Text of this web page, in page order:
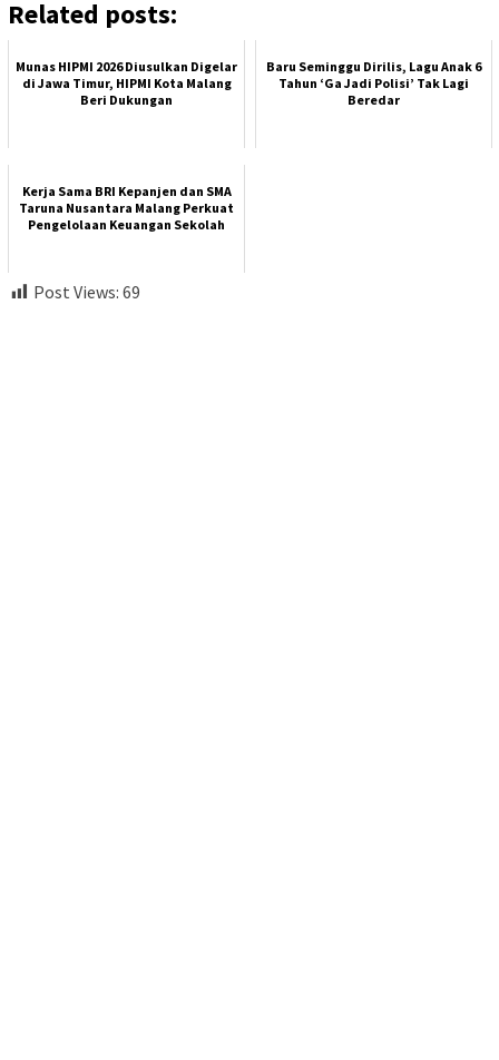
Related posts:
Munas HIPMI 2026 Diusulkan Digelar
di Jawa Timur, HIPMI Kota Malang
Beri Dukungan
Baru Seminggu Dirilis, Lagu Anak 6
Tahun ‘Ga Jadi Polisi’ Tak Lagi
Beredar
Kerja Sama BRI Kepanjen dan SMA
Taruna Nusantara Malang Perkuat
Pengelolaan Keuangan Sekolah
Post Views: 69